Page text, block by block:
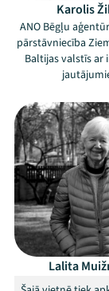
Karolis
ANO Bēgļu
pārstāvniecība
Baltijas valstīs ar
Lalita